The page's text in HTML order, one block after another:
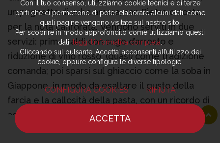
un pugnetto di erba amara, san Pietro o costo
per la nota canforata. Vengono serviti in due
servizi: prima caldi con sugo d’arrosto e
riduzione di vino rosso, (quasi) come tradizione
comanda; poi sparsi sul ghiaccio come la soba in
Giappone, in modo da esaltare il gusto della
farcia e la callosità della pasta, con un ricordo di
agnolotto crudo. Come rinnovare un’icona senza
sfiorarla nemmeno: il sogno di tanti.
Con il tuo consenso, utilizziamo cookie tecnici e di terze
parti che ci permettono di poter elaborare alcuni dati, come
quali pagine vengono visitate sul nostro sito.
Per scoprire in modo approfondito come utilizziamo questi
dati,leggi l’informativa completa.
Cliccando sul pulsante ‘Accetta’ acconsenti all’utilizzo dei
cookie, oppure configura le diverse tipologie.
CONFIGURA COOKIES RIFIUTA
ACCETTA